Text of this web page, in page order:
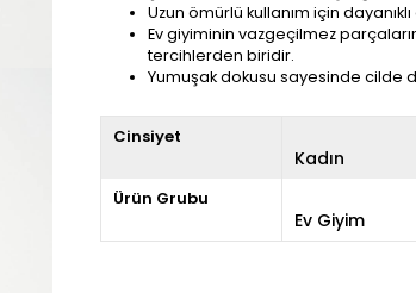
Uzun ömürlü kullanım için
Ev giyiminin vazgeçilmez
tercihlerden biridir.
Yumuşak dokusu sayesinde cilde
Cinsiyet
Kadın
Ürün Grubu
Ev Giyim